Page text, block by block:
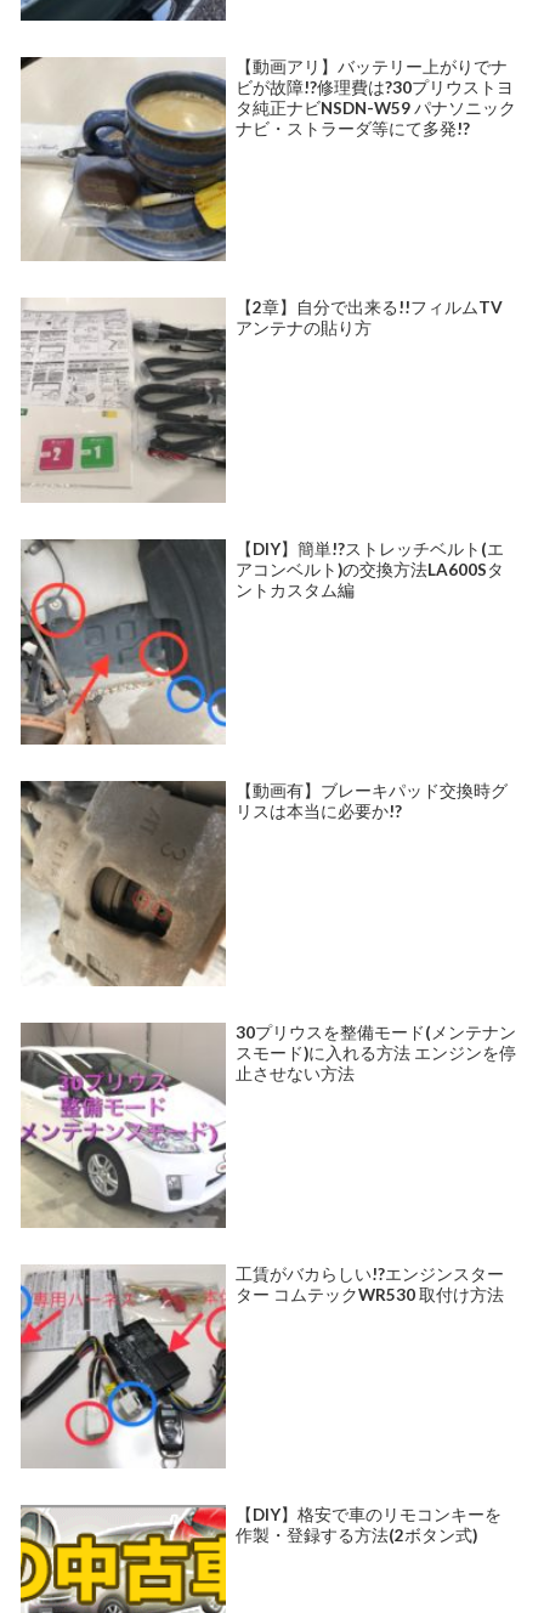
【動画アリ】バッテリー上がりでナ
ビが故障!?修理費は?30プリウストヨ
タ純正ナビNSDN-W59 パナソニック
ナビ・ストラーダ等にて多発!?
【2章】自分で出来る!!フィルムTV
アンテナの貼り方
【DIY】簡単!?ストレッチベルト(エ
アコンベルト)の交換方法LA600Sタ
ントカスタム編
【動画有】ブレーキパッド交換時グ
リスは本当に必要か!?
30プリウスを整備モード(メンテナン
スモード)に入れる方法 エンジンを停
止させない方法
工賃がバカらしい!?エンジンスター
ター コムテックWR530 取付け方法
【DIY】格安で車のリモコンキーを
作製・登録する方法(2ボタン式)